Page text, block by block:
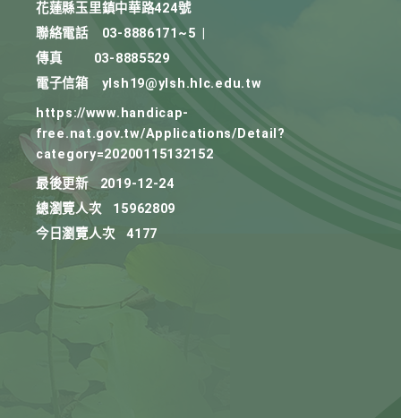
花蓮縣玉里鎮中華路424號
聯絡電話
03-8886171~5
傳真
03-8885529
電子信箱
ylsh19@ylsh.hlc.edu.tw
https://www.handicap-
free.nat.gov.tw/Applications/Detail?
category=20200115132152
最後更新
2019-12-24
總瀏覽人次
15962809
今日瀏覽人次
4177